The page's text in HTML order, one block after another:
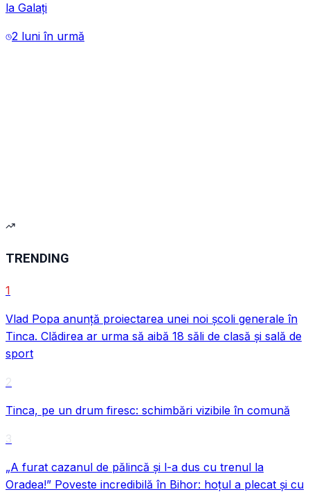
VIDEO
la Galați
2 luni în urmă
TRENDING
1
Vlad Popa anunță proiectarea unei noi școli generale în
Tinca. Clădirea ar urma să aibă 18 săli de clasă și sală de
sport
2
Tinca, pe un drum firesc: schimbări vizibile în comună
3
„A furat cazanul de pălincă și l-a dus cu trenul la
Oradea!” Poveste incredibilă în Bihor: hoțul a plecat și cu